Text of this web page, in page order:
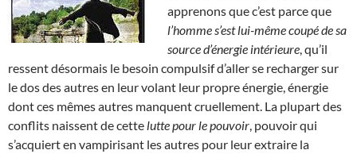
apprenons que c’est parce que
l’homme s’est lui-même coupé de sa
source d’énergie intérieure , qu’il
ressent désormais le besoin compulsif d’aller se recharger sur
le dos des autres en leur volant leur propre énergie, énergie
dont ces mêmes autres manquent cruellement. La plupart des
conflits naissent de cette lutte pour le pouvoir , pouvoir qui
s’acquiert en vampirisant les autres pour leur extraire la